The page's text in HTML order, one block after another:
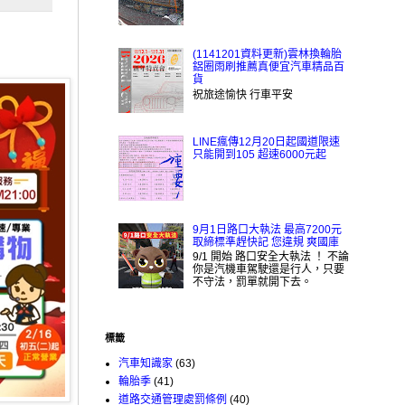
(1141201資料更新)雲林換輪胎
鋁圈雨刷推薦真便宜汽車精品百
貨
祝旅途愉快 行車平安
LINE瘋傳12月20日起國道限速
只能開到105 超速6000元起
9月1日路口大執法 最高7200元
取締標準趕快記 您違規 爽國庫
9/1 開始 路口安全大執法 ！ 不論
你是汽機車駕駛還是行人，只要
不守法，罰單就開下去。
標籤
汽車知識家 (63)
輪胎季 (41)
道路交通管理處罰條例 (40)